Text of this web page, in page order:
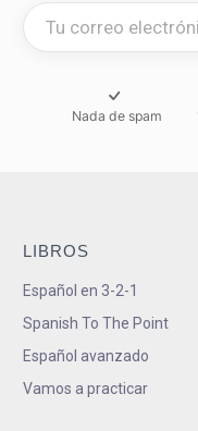
Nada de spam
LIBROS
Español en 3-2-1
Spanish To The Point
Español avanzado
Vamos a practicar